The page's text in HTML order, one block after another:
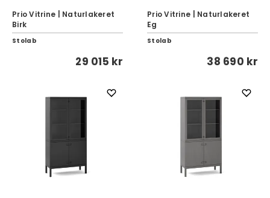
Prio Vitrine | Naturlakeret
Birk
Stolab
29 015 kr
Prio Vitrine | Naturlakeret
Eg
Stolab
38 690 kr